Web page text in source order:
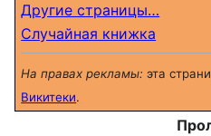
Другие страницы…
Случайная книжка
На правах рекламы: эта
Викитеки.